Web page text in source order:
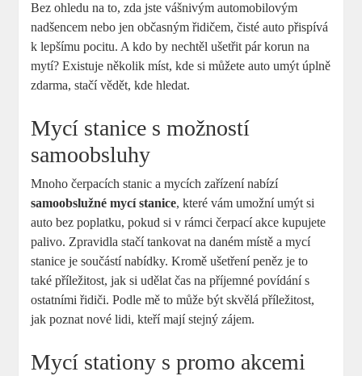
Bez ohledu‍ na to, zda jste vášnivým automobilovým
nadšencem​ nebo ​jen občasným řidičem, čisté auto přispívá
​k lepšímu pocitu. A ⁤kdo by nechtěl ušetřit pár korun na
mytí? Existuje několik ⁢míst, kde si můžete ‌auto umýt‍ úplně
zdarma, stačí ​vědět, kde hledat.
Mycí stanice s možností
samoobsluhy
Mnoho čerpacích‍ stanic a mycích zařízení nabízí⁢
samoobslužné mycí stanice, které vám umožní umýt⁢ si
auto bez poplatku, pokud si v rámci ⁣čerpací akce kupujete
palivo. Zpravidla⁢ stačí tankovat na daném místě a mycí
stanice je součástí‌ nabídky. ⁤Kromě ⁢ušetření peněz je‌ to
také příležitost, jak‍ si udělat čas na příjemné ‍povídání s
ostatními řidiči. Podle mě to může být ​skvělá příležitost,
jak ‌poznat nové lidi, kteří mají stejný zájem.
Mycí stationy⁢ s promo akcemi